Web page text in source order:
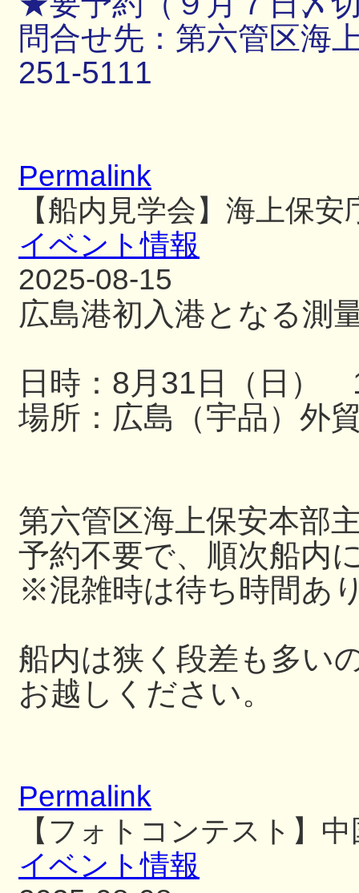
問合せ先：第六管区海
251-5111
Permalink
【船内見学会】海上保
イベント情報
2025-08-15
広島港初入港となる測
日時：8月31日（日）
場所：広島（宇品）外
第六管区海上保安本部
予約不要で、順次船内
※混雑時は待ち時間あ
船内は狭く段差も多い
お越しください。
Permalink
【フォトコンテスト】
イベント情報